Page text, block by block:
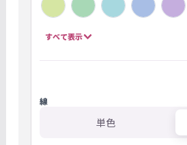
すべて表示
線
単色